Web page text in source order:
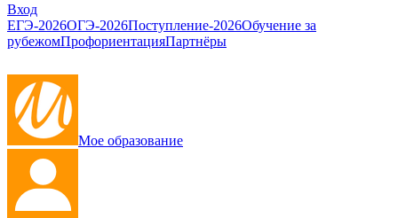
Вход
ЕГЭ-2026ОГЭ-2026Поступление-2026Обучение за
рубежомПрофориентацияПартнёры
Мое образование